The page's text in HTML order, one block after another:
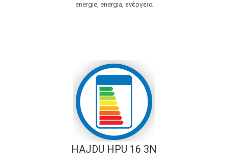
energie, energia, ενέργεια
HAJDU HPU 16 3N